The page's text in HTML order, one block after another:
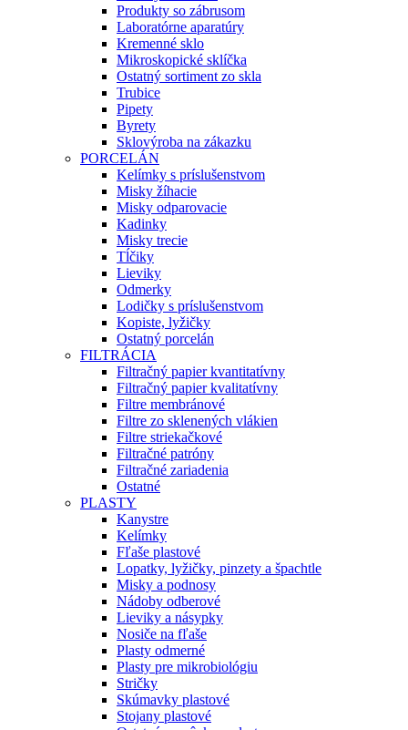
Produkty so zábrusom
Laboratórne aparatúry
Kremenné sklo
Mikroskopické sklíčka
Ostatný sortiment zo skla
Trubice
Pipety
Byrety
Sklovýroba na zákazku
PORCELÁN
Kelímky s príslušenstvom
Misky žíhacie
Misky odparovacie
Kadinky
Misky trecie
Tĺčiky
Lieviky
Odmerky
Lodičky s príslušenstvom
Kopiste, lyžičky
Ostatný porcelán
FILTRÁCIA
Filtračný papier kvantitatívny
Filtračný papier kvalitatívny
Filtre membránové
Filtre zo sklenených vlákien
Filtre striekačkové
Filtračné patróny
Filtračné zariadenia
Ostatné
PLASTY
Kanystre
Kelímky
Fľaše plastové
Lopatky, lyžičky, pinzety a špachtle
Misky a podnosy
Nádoby odberové
Lieviky a násypky
Nosiče na fľaše
Plasty odmerné
Plasty pre mikrobiológiu
Stričky
Skúmavky plastové
Stojany plastové